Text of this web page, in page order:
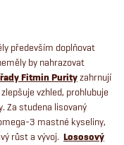
především doplňovat
by nahrazovat
Fitmin Purityzahrnují
vzhled, prohlubuje
Za studena lisovaný
3 mastné kyseliny,
růst a vývoj. Lososový